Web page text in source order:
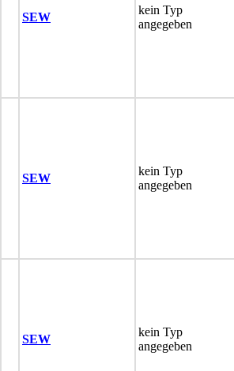
SEW
kein Typ
angegeben
SEW
kein Typ
angegeben
SEW
kein Typ
angegeben